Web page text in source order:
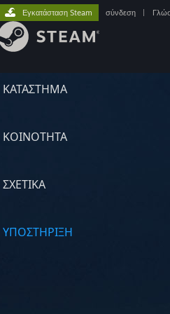
ΚΑΤΑΣΤΗΜΑ
ΚΟΙΝΟΤΗΤΑ
ΣΧΕΤΙΚΆ
ΥΠΟΣΤΗΡΙΞΗ
Εγκατάσταση Steam σύνδεση